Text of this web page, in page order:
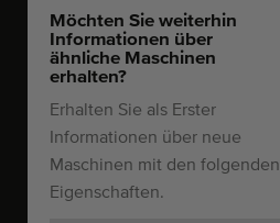
Möchten Sie weiterhin
Informationen über
ähnliche Maschinen
erhalten?
Erhalten Sie als Erster
Informationen über neue
Maschinen mit den folgenden
Eigenschaften.